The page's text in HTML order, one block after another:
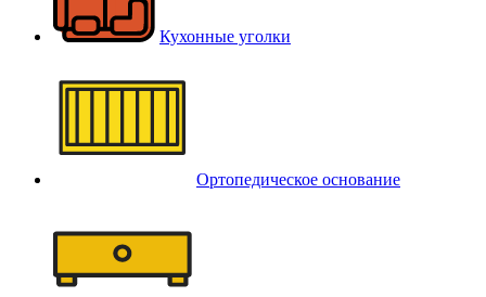
Кухонные уголки
Ортопедическое основание